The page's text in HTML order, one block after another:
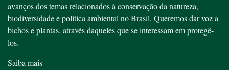
avanços dos temas relacionados à conservação da natureza,
biodiversidade e política ambiental no Brasil. Queremos dar voz a
bichos e plantas, através daqueles que se interessam em protegê-
los.
Saiba mais